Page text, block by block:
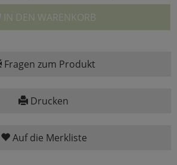
IN DEN WARENKORB
Fragen zum Produkt
Drucken
Auf die Merkliste